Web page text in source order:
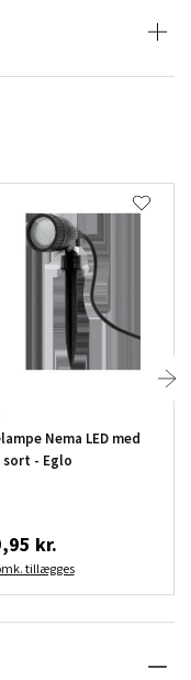
Nema LED med
sort - Eglo
kr.
tillægges